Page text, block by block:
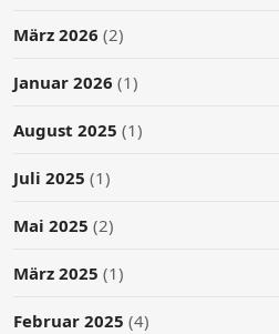
März 2026 (2)
Januar 2026 (1)
August 2025 (1)
Juli 2025 (1)
Mai 2025 (2)
März 2025 (1)
Februar 2025 (4)